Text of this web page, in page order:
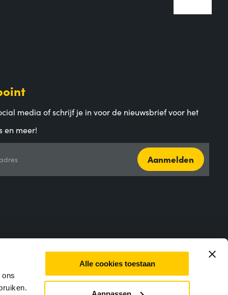
Alle cookies toestaan
media of schrijf je in voor de nieuwsbrief voor het
en meer!
Aanmelden